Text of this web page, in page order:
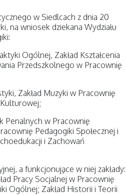
w Siedlcach z dnia 20
na wniosek dziekana Wydziału
Ogólnej, Zakład Kształcenia
Przedszkolnego w Pracownię
Zakład Muzyki w Pracownię
Penalnych w Pracownię
Pedagogiki Społecznej i
i Zachowań
a funkcjonujące w niej zakłady:
Pracy Socjalnej w Pracownię
Ogólnej; Zakład Historii i Teorii